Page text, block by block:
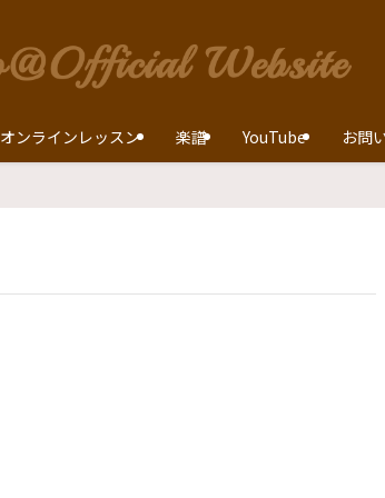
オンラインレッスン 楽譜 YouTube お問